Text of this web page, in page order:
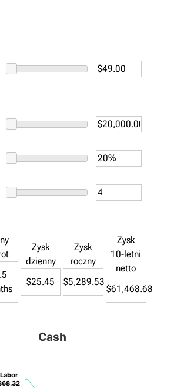
Zysk
dzienny
$25.45
Zysk
roczny
$5,289.53
Zysk
10-letni
netto
$61,468.68
Cash
Labor
Labor